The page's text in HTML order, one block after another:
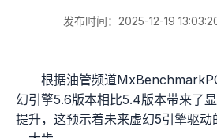
发布时间：2025-12-19
根据油管频道
幻引擎5.6版本相比5.4版本带来了
提升，这预示着未来虚幻5引擎驱动